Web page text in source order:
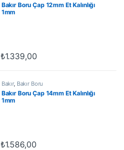
Bakır Boru Çap 12mm Et Kalınlığı
1mm
₺1.339,00
Bakır, Bakır Boru
Bakır Boru Çap 14mm Et Kalınlığı
1mm
₺1.586,00